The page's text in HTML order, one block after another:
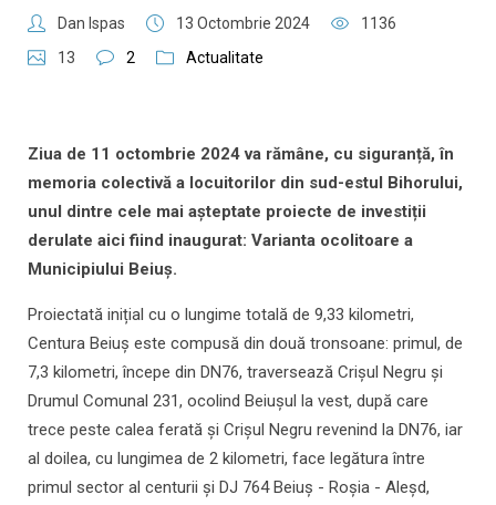
Dan Ispas 13 Octombrie 2024
1136
13
2 Actualitate
Ziua de 11 octombrie 2024 va rămâne, cu siguranță, în
memoria colectivă a locuitorilor din sud-estul Bihorului,
unul dintre cele mai așteptate proiecte de investiții
derulate aici fiind inaugurat: Varianta ocolitoare a
Municipiului Beiuș.
Proiectată inițial cu o lungime totală de 9,33 kilometri,
Centura Beiuș este compusă din două tronsoane: primul, de
7,3 kilometri, începe din DN76, traversează Crișul Negru și
Drumul Comunal 231, ocolind Beiușul la vest, după care
trece peste calea ferată și Crișul Negru revenind la DN76, iar
al doilea, cu lungimea de 2 kilometri, face legătura între
primul sector al centurii și DJ 764 Beiuș - Roșia - Aleșd,